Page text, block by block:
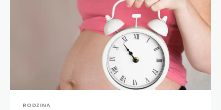
RODZINA